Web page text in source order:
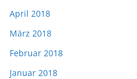
April 2018
März 2018
Februar 2018
Januar 2018